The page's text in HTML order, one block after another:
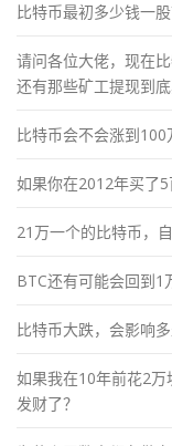
比特币最初多少钱一股
请问各位大佬，现在
还有那些矿工提现到
比特币会不会涨到100
如果你在2012年买了
21万一个的比特币，
BTC还有可能会回到1
比特币大跌，会影响多
如果我在10年前花2
发财了？